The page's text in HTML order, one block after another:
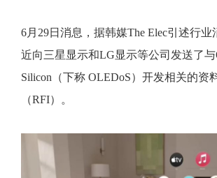
6月29日消息，据韩媒The Elec引述行业
近向三星显示和LG显示等公司发送了与
Silicon（下称 OLEDoS）开发相关的资
（RFI）。